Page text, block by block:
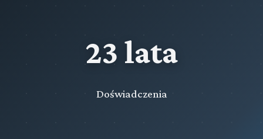
23 lata
Doświadczenia